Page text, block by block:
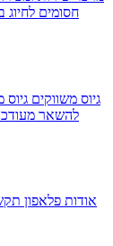
חסומים
גיוס משווקים
להשאר
אודות פלאפון